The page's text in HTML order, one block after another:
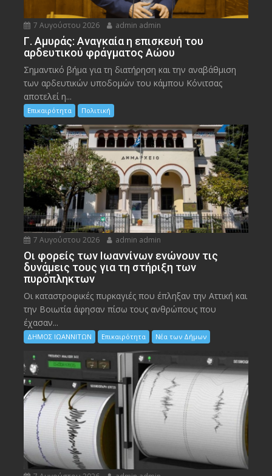
7 Αυγούστου 2026 admin admin
Γ. Αμυράς: Αναγκαία η επισκευή του
αρδευτικού φράγματος Αώου
Σημαντικό βήμα για τη διατήρηση και την αναβάθμιση
των αρδευτικών υποδομών του κάμπου Κόνιτσας
αποτελεί η...
Επικαιρότητα Πολιτική
7 Αυγούστου 2026 admin admin
Οι φορείς των Ιωαννίνων ενώνουν τις
δυνάμεις τους για τη στήριξη των
πυρόπληκτων
Οι καταστροφικές πυρκαγιές που έπληξαν την Αττική και
την Bοιωτία άφησαν πίσω τους ανθρώπους που
έχασαν...
ΔΗΜΟΣ ΙΩΑΝΝΙΤΩΝ Επικαιρότητα Νέα των Δήμων